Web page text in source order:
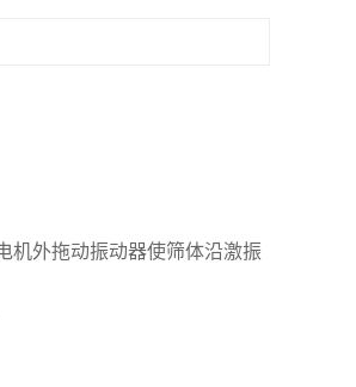
机外拖动振动器使筛体沿激振